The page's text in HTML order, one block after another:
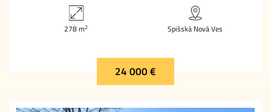
278 m2 Spišská Nová Ves
24 000 €